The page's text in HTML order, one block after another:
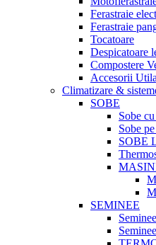
Ferastraie
Ferastraie
Tocatoare
Despicatoare
Compostere
Accesorii
Climatizare &
SOBE
Sobe
Sobe
SOBE
SEMINEE
Seminee